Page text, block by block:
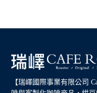
【瑞嶧國際事業有限公司